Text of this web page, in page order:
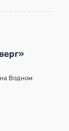
Водном